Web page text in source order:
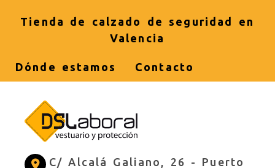
Tienda de calzado de seguridad en
Valencia
Dónde estamos Contacto
C/ Alcalá Galiano, 26 - Puerto